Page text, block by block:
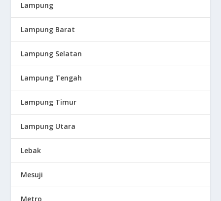
Lampung
Lampung Barat
Lampung Selatan
Lampung Tengah
Lampung Timur
Lampung Utara
Lebak
Mesuji
Metro